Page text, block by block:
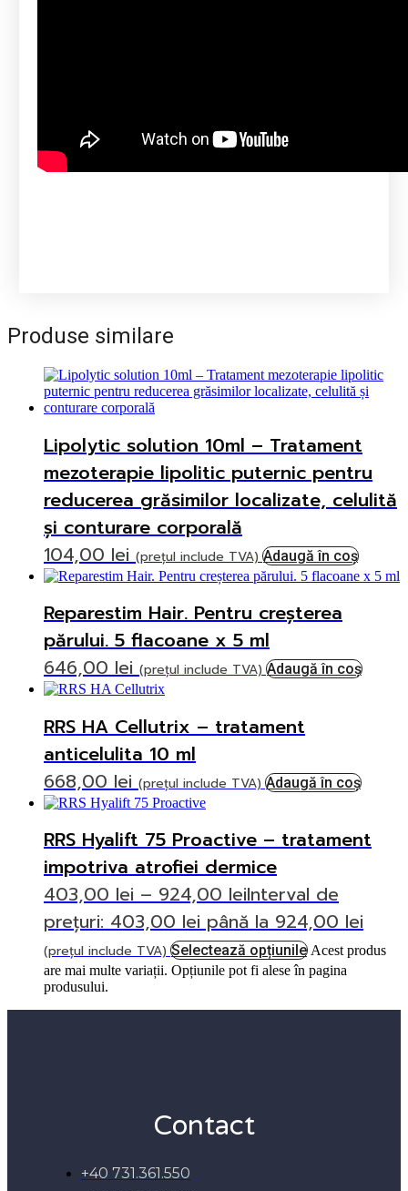
Produse similare
Lipolytic solution 10ml – Tratament
mezoterapie lipolitic puternic pentru
reducerea grăsimilor localizate, celulită
și conturare corporală
104,00 lei (prețul include TVA) Adaugă în coș
Reparestim Hair. Pentru creșterea
părului. 5 flacoane x 5 ml
646,00lei (prețul include TVA) Adaugă în coș
RRS HA Cellutrix – tratament
anticelulita 10 ml
668,00 lei (prețul include TVA) Adaugă în coș
RRS Hyalift 75 Proactive – tratament
impotriva atrofiei dermice
403,00lei – 924,00leiInterval de
prețuri: 403,00 lei până la 924,00 lei
(prețul include TVA) Selectează opțiunile Acest produs
are mai multe variații. Opțiunile pot fi alese în pagina
produsului.
Contact
+40 731.361.550